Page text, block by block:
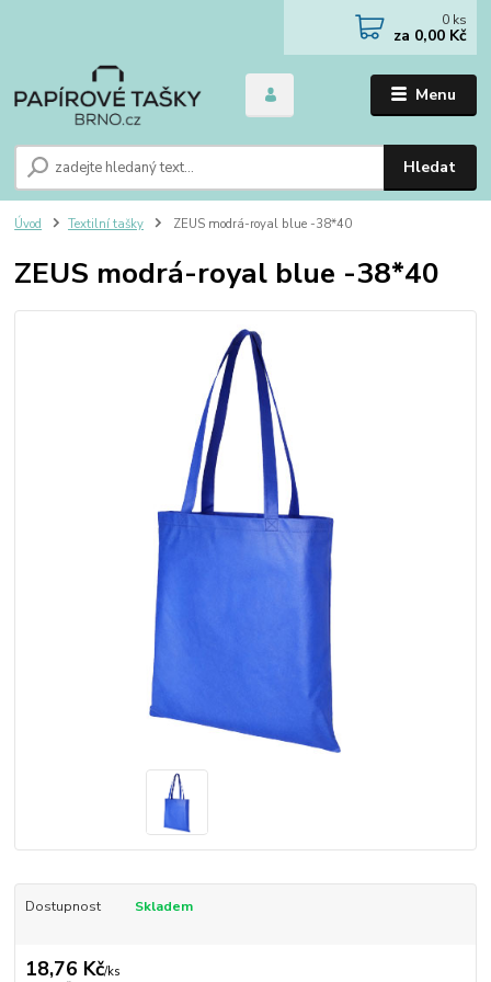
Menu
Hledat
0 ks
za 0,00 Kč
Úvod Textilní tašky ZEUS modrá-royal blue -38*40
ZEUS modrá-royal blue -38*40
Dostupnost Skladem
18,76 Kč/ks